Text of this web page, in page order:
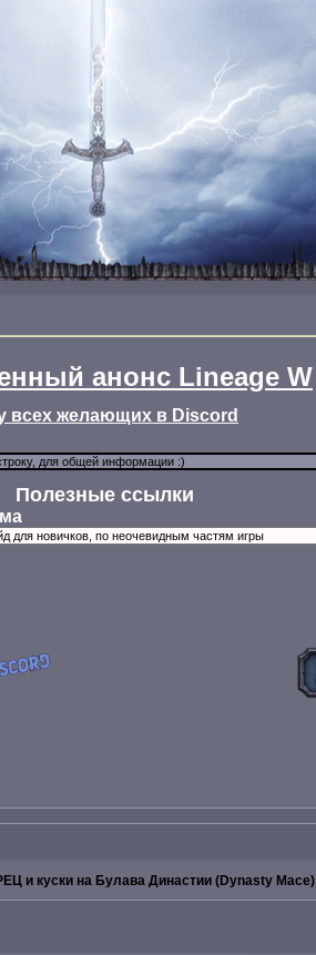
анонс Lineage W
всех желающих в Discord
Полезные ссылки
и куски на Булава Династии (Dynasty Mace)